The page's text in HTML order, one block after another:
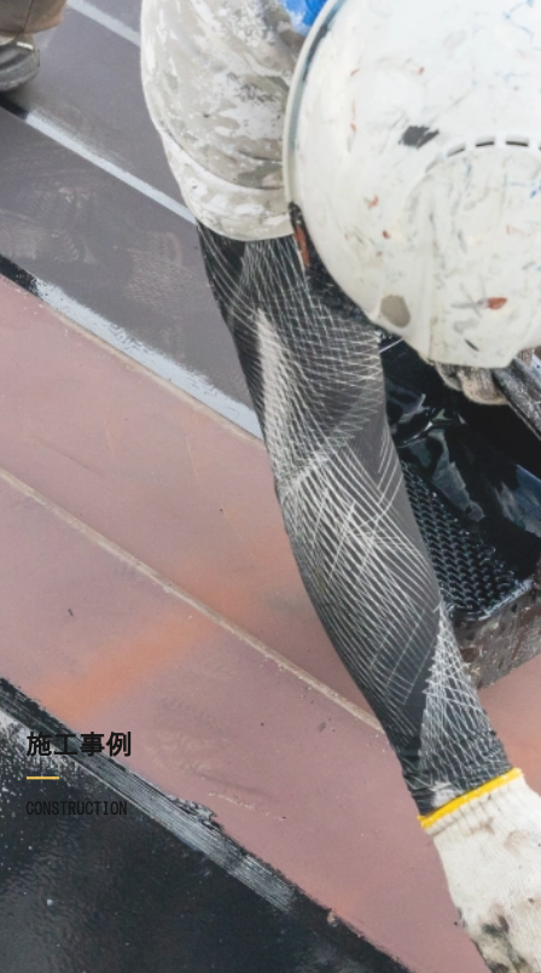
当社の強み
屋根工事
防水工事・雨樋工事
塗装工事
施工の流れ
よくあるご質問
ブログ
採用情報
施工事例
CONSTRUCTION